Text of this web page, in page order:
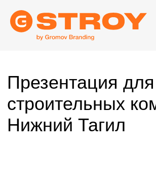
строительных компаний
Нижний Тагил